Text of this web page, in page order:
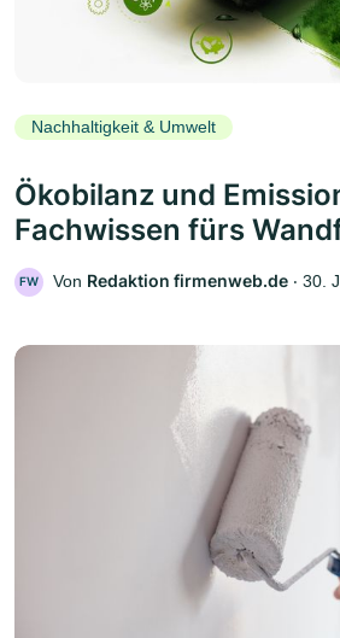
Nachhaltigkeit & Umwelt
Ökobilanz und
Fachwissen fürs
FW Von Redaktion firmenweb.de ‧ 30.